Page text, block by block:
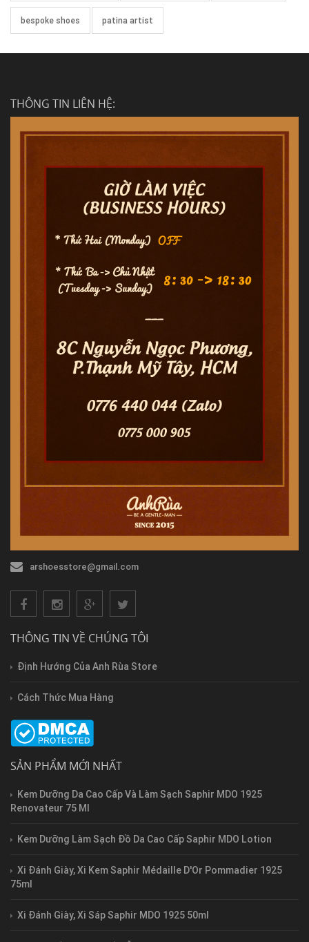
bespoke shoes patina artist
THÔNG TIN LIÊN HỆ:
arshoesstore@gmail.com
THÔNG TIN VỀ CHÚNG TÔI
Định Hướng Của Anh Rùa Store
Cách Thức Mua Hàng
SẢN PHẨM MỚI NHẤT
Kem Dưỡng Da Cao Cấp Và Làm Sạch Saphir MDO 1925
Renovateur 75 Ml
Kem Dưỡng Làm Sạch Đồ Da Cao Cấp Saphir MDO Lotion
Xi Đánh Giày, Xi Kem Saphir Médaille D'Or Pommadier 1925
75ml
Xi Đánh Giày, Xi Sáp Saphir MDO 1925 50ml